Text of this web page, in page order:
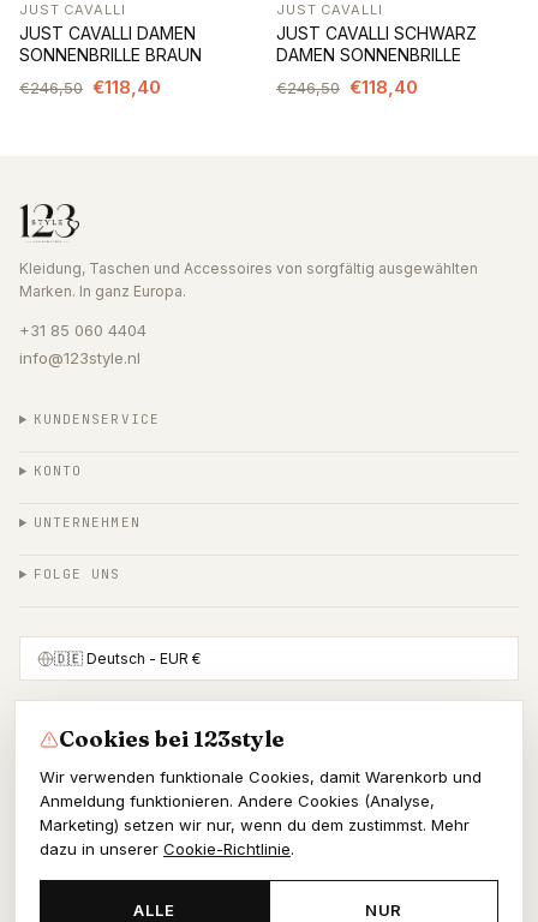
-52%
JUST CAVALLI
JUST CAVALLI DAMEN
SONNENBRILLE BRAUN
€246,50 €118,40
-52%
JUST CAVALLI
JUST CAVALLI SCHWARZ
DAMEN SONNENBRILLE
€246,50 €118,40
Kleidung, Taschen und Accessoires von sorgfältig ausgewählten
Marken. In ganz Europa.
+31 85 060 4404
info@123style.nl
KUNDENSERVICE
KONTO
UNTERNEHMEN
FOLGE UNS
🇩🇪 Deutsch - EUR €
SICHER BEZAHLEN MIT
Cookies bei 123style
Wir verwenden funktionale Cookies, damit Warenkorb und
Anmeldung funktionieren. Andere Cookies (Analyse,
Marketing) setzen wir nur, wenn du dem zustimmst. Mehr
dazu in unserer Cookie-Richtlinie.
ALLE
NUR